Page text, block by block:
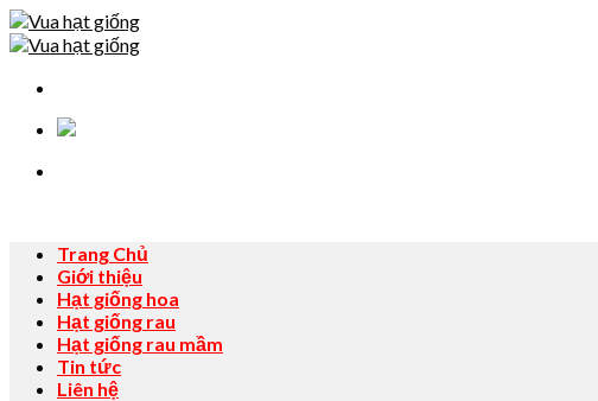
Skip
to
Trang Chủ
Giới thiệu
Hạt giống hoa
Hạt giống rau
Hạt giống rau mầm
Tin tức
Liên hệ